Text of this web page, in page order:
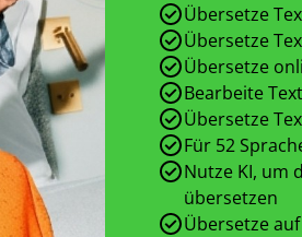
Übersetze
Übersetze
Übersetze
Bearbeite
Übersetze
Für 52
Nutze KI, um
übersetzen
Übersetze